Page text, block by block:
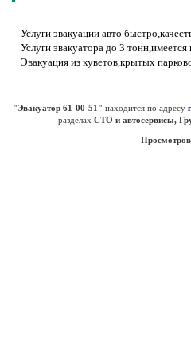
Услуги эвакуации авто
Услуги эвакуатора до 3 тонн,имеется
Эвакуация из куветов,крытых
"Эвакуатор 61-00-51" находится по адресу
разделах СТО и автосервисы,